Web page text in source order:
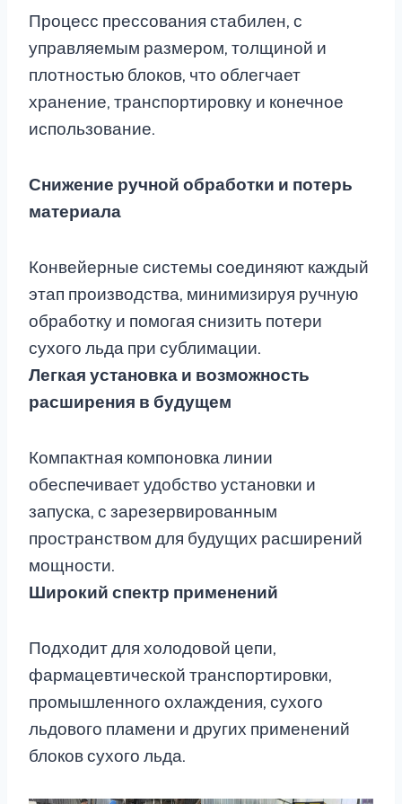
Процесс прессования стабилен, с
управляемым размером, толщиной и
плотностью блоков, что облегчает
хранение, транспортировку и конечное
использование.
Снижение ручной обработки и потерь
материала
Конвейерные системы соединяют каждый
этап производства, минимизируя ручную
обработку и помогая снизить потери
сухого льда при сублимации.
Легкая установка и возможность
расширения в будущем
Компактная компоновка линии
обеспечивает удобство установки и
запуска, с зарезервированным
пространством для будущих расширений
мощности.
Широкий спектр применений
Подходит для холодовой цепи,
фармацевтической транспортировки,
промышленного охлаждения, сухого
льдового пламени и других применений
блоков сухого льда.